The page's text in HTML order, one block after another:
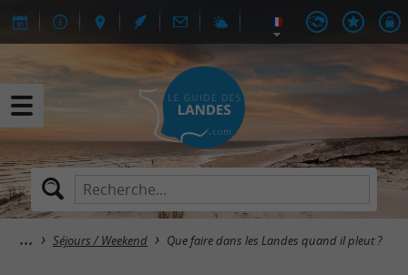
Séjours / Weekend Que faire dans les Landes quand il pleut ?